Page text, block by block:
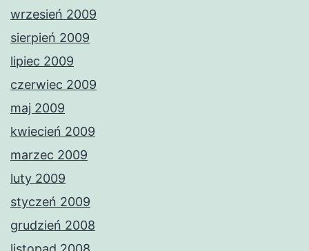
wrzesień 2009
sierpień 2009
lipiec 2009
czerwiec 2009
maj 2009
kwiecień 2009
marzec 2009
luty 2009
styczeń 2009
grudzień 2008